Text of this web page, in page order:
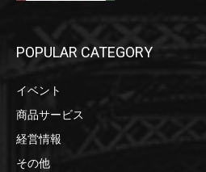
POPULAR CATEGORY
イベント
商品サービス
経営情報
その他